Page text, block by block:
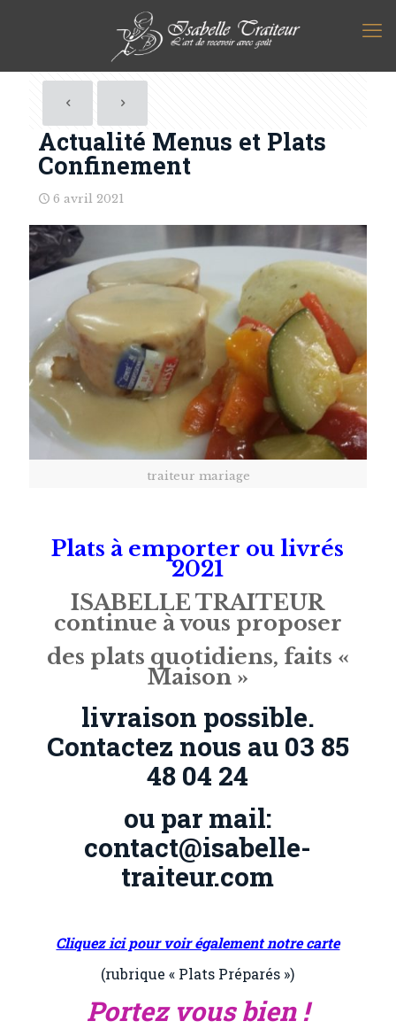
Actualité Menus et Plats
Confinement
6 avril 2021
traiteur mariage
Plats à emporter ou livrés
2021
ISABELLE TRAITEUR
continue à vous proposer
des plats quotidiens, faits «
Maison »
livraison possible.
Contactez nous au 03 85
48 04 24
ou par mail:
contact@isabelle-
traiteur.com
Cliquez ici pour voir également notre carte
(rubrique « Plats Préparés »)
Portez vous bien !